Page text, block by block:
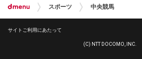
スポーツ 中央競馬
サイトご利用にあたって
(C) NTT DOCOMO, INC.